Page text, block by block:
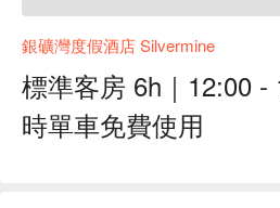
銀礦灣度假酒店 Silvermine
標準客房 6h｜12:00 -
時單車免費使用